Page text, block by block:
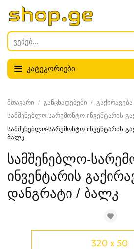
კატეგორიები
მთავარი განცხადებები
გაქირავება
სამშენებლო-სარემონტო ინვენტარის
სამშენებლო-სარემონტო ინვენტარის
ბალკ
სამშენებლო-
ინვენტარის
დანგრატი / ბალკ
320 x 50